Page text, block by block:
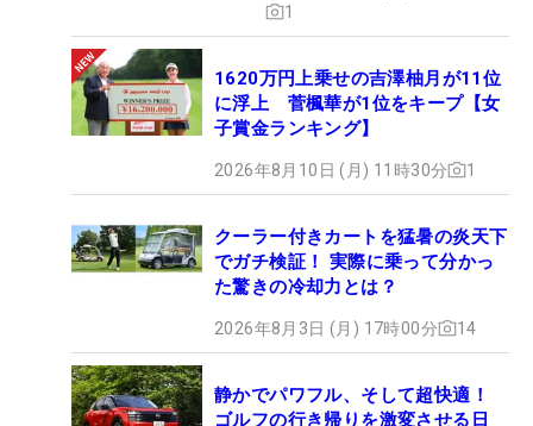
1
1620万円上乗せの吉澤柚月が11位
に浮上 菅楓華が1位をキープ【女
子賞金ランキング】
2026年8月10日 (月) 11時30分 1
クーラー付きカートを猛暑の炎天下
でガチ検証！ 実際に乗って分かっ
た驚きの冷却力とは？
2026年8月3日 (月) 17時00分 14
静かでパワフル、そして超快適！
ゴルフの行き帰りを激変させる日